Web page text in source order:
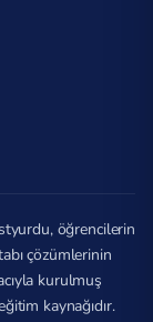
öğrencilerin
çözümlerinin
kurulmuş
kaynağıdır.